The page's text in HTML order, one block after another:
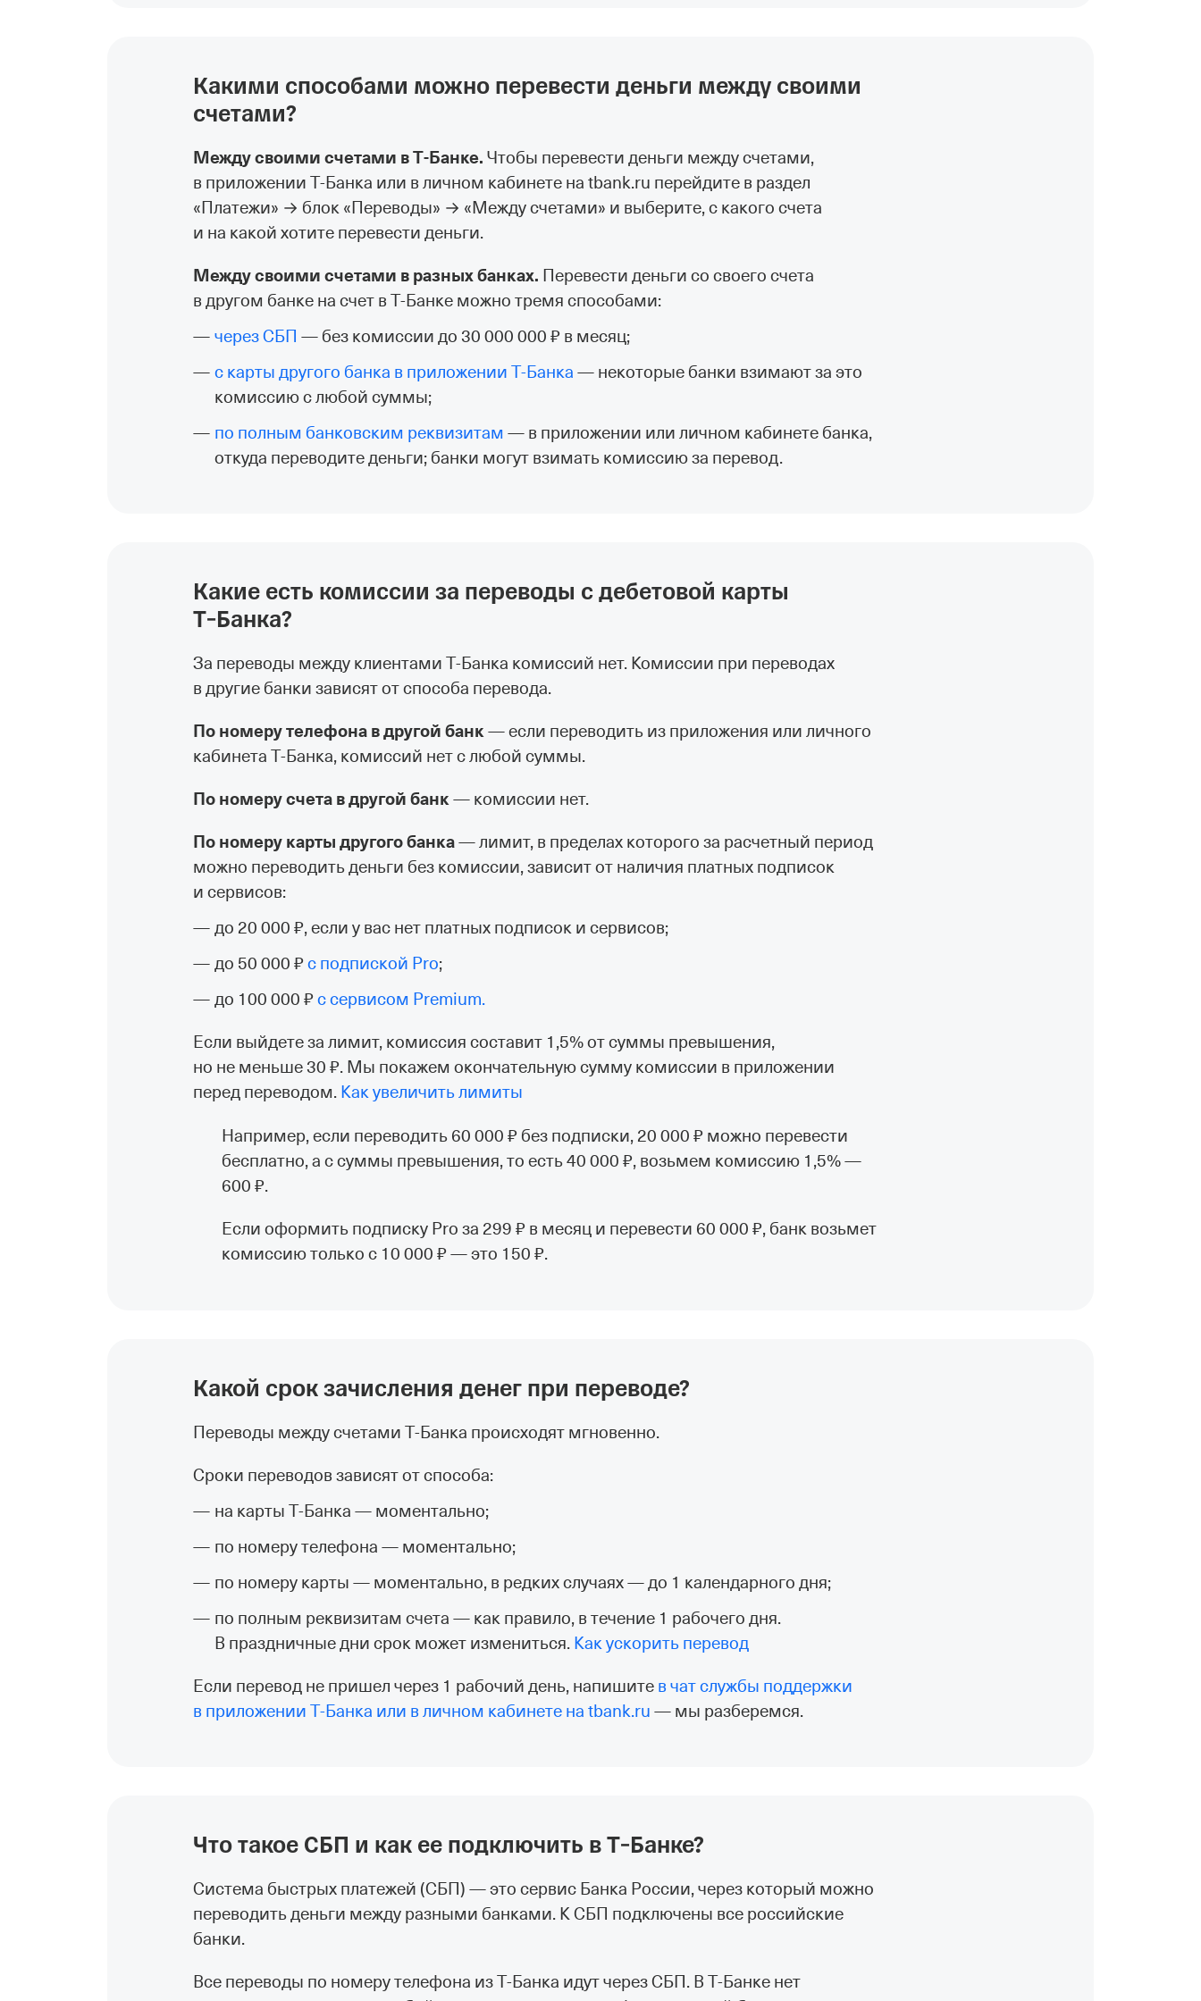
Какими способами можно перевести деньги между своими
счетами?
Между своими счетами в Т‑Банке. Чтобы перевести деньги между счетами,
в приложении Т‑Банка или в личном кабинете на tbank.ru перейдите в раздел
«Платежи» → блок «Переводы» → «Между счетами» и выберите, с какого счета
и на какой хотите перевести деньги.
Между своими счетами в разных банках. Перевести деньги со своего счета
в другом банке на счет в Т‑Банке можно тремя способами:
через СБП — без комиссии до 30 000 000 ₽ в месяц;
с карты другого банка в приложении Т‑Банка — некоторые банки взимают за это
комиссию с любой суммы;
по полным банковским реквизитам — в приложении или личном кабинете банка,
откуда переводите деньги; банки могут взимать комиссию за перевод.
Какие есть комиссии за переводы с дебетовой карты
Т‑Банка?
За переводы между клиентами Т‑Банка комиссий нет. Комиссии при переводах
в другие банки зависят от способа перевода.
По номеру телефона в другой банк— если переводить из приложения или личного
кабинета Т‑Банка, комиссий нет с любой суммы.
По номеру счета в другой банк— комиссии нет.
По номеру карты другого банка— лимит, в пределах которого за расчетный период
можно переводить деньги без комиссии, зависит от наличия платных подписок
и сервисов:
до 20 000 ₽, если у вас нет платных подписок и сервисов;
до 50 000 ₽с подпиской Pro;
до 100 000 ₽с сервисом Premium.
Если выйдете за лимит, комиссия составит 1,5% от суммы превышения,
но не меньше 30 ₽. Мы покажем окончательную сумму комиссии в приложении
перед переводом. Как увеличить лимиты
Например, если переводить 60 000 ₽ без подписки, 20 000 ₽ можно перевести
бесплатно, а с суммы превышения, то есть 40 000 ₽, возьмем комиссию 1,5% —
600 ₽.
Если оформить подписку Pro за 299 ₽ в месяц и перевести 60 000 ₽, банк возьмет
комиссию только с 10 000 ₽ — это 150 ₽.
Какой срок зачисления денег при переводе?
Переводы между счетами Т‑Банка происходят мгновенно.
Сроки переводов зависят от способа:
на карты Т‑Банка — моментально;
по номеру телефона — моментально;
по номеру карты — моментально, в редких случаях — до 1 календарного дня;
по полным реквизитам счета — как правило, в течение 1 рабочего дня.
В праздничные дни срок может измениться. Как ускорить перевод
Если перевод не пришел через 1 рабочий день, напишите в чат службы поддержки
в приложении Т‑Банка или в личном кабинете на tbank.ru — мы разберемся.
Что такое СБП и как ее подключить в Т‑Банке?
Система быстрых платежей (СБП) — это сервис Банка России, через который можно
переводить деньги между разными банками. К СБП подключены все российские
банки.
Все переводы по номеру телефона из Т‑Банка идут через СБП. В Т‑Банке нет